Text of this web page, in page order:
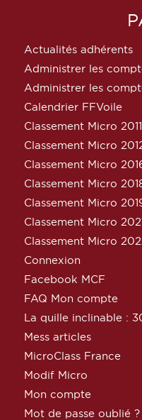
Actualités adhérents
Administrer les
Administrer les
Calendrier FFVoile
Classement Micro 2011
Classement Micro
Classement Micro
Classement Micro
Classement Micro
Classement Micro
Classement Micro
Connexion
Facebook MCF
FAQ Mon compte
La quille inclinable :
Mess articles
MicroClass France
Modif Micro
Mon compte
Mot de passe oublié ?